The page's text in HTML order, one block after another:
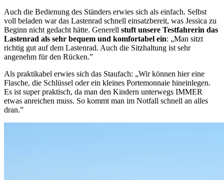
Auch die Bedienung des Ständers erwies sich als einfach. Selbst
voll beladen war das Lastenrad schnell einsatzbereit, was Jessica zu
Beginn nicht gedacht hätte. Generell stuft unsere Testfahrerin das
Lastenrad als sehr bequem und komfortabel ein: „Man sitzt
richtig gut auf dem Lastenrad. Auch die Sitzhaltung ist sehr
angenehm für den Rücken.”
Als praktikabel erwies sich das Staufach: „Wir können hier eine
Flasche, die Schlüssel oder ein kleines Portemonnaie hineinlegen.
Es ist super praktisch, da man den Kindern unterwegs IMMER
etwas anreichen muss. So kommt man im Notfall schnell an alles
dran.”